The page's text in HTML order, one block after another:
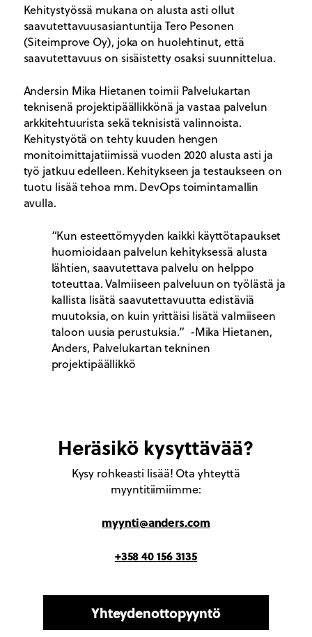
Kehitystyössä mukana on alusta asti ollut
saavutettavuusasiantuntija Tero Pesonen
(Siteimprove Oy), joka on huolehtinut, että
saavutettavuus on sisäistetty osaksi suunnittelua.
Andersin Mika Hietanen toimii Palvelukartan
teknisenä projektipäällikkönä ja vastaa palvelun
arkkitehtuurista sekä teknisistä valinnoista.
Kehitystyötä on tehty kuuden hengen
monitoimittajatiimissä vuoden 2020 alusta asti ja
työ jatkuu edelleen. Kehitykseen ja testaukseen on
tuotu lisää tehoa mm. DevOps toimintamallin
avulla.
“Kun esteettömyyden kaikki käyttötapaukset
huomioidaan palvelun kehityksessä alusta
lähtien, saavutettava palvelu on helppo
toteuttaa. Valmiiseen palveluun on työlästä ja
kallista lisätä saavutettavuutta edistäviä
muutoksia, on kuin yrittäisi lisätä valmiiseen
taloon uusia perustuksia.” -Mika Hietanen,
Anders, Palvelukartan tekninen
projektipäällikkö
Heräsikö kysyttävää?
Kysy rohkeasti lisää! Ota yhteyttä
myyntitiimiimme:
myynti@anders.com
+358 40 156 3135
Yhteydenottopyyntö